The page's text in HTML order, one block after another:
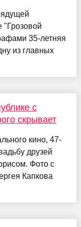
"Грозовой
35-летняя
из главных
с
скрывает
кино, 47-
друзей
Фото с
Капкова